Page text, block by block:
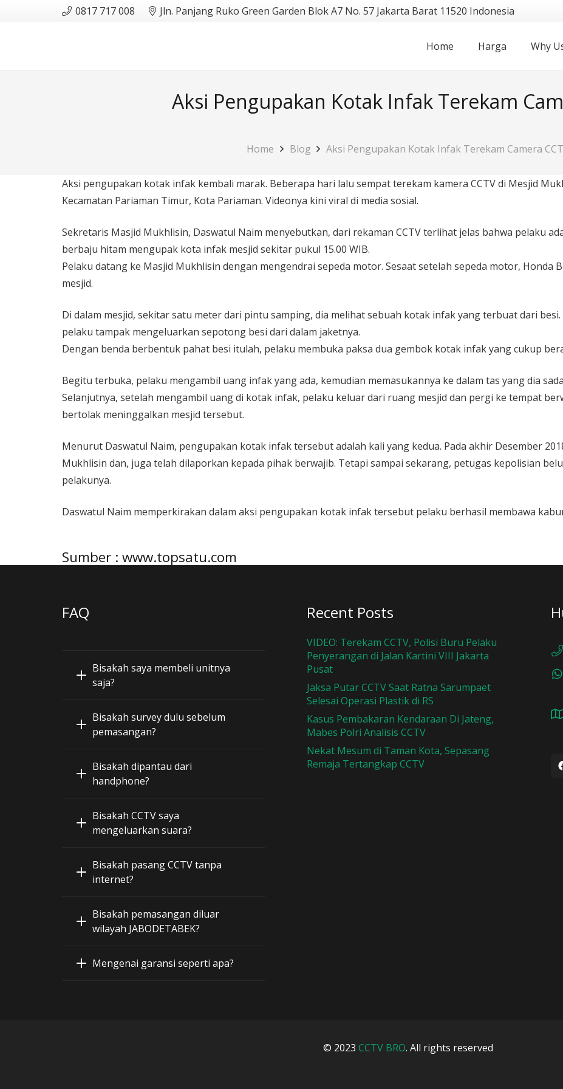
0817 717 008 Jln. Panjang Ruko Green Garden Blok A7 No. 57 Jakarta Barat 11520 Indonesia
Home Harga Why
Aksi Pengupakan Kotak Infak Terekam
Home Blog Aksi Pengupakan Kotak Infak Terekam Camera
Aksi pengupakan kotak infak kembali marak. Beberapa hari lalu sempat terekam kamera CCTV di Mesjid
Kecamatan Pariaman Timur, Kota Pariaman. Videonya kini viral di media sosial.
Sekretaris Masjid Mukhlisin, Daswatul Naim menyebutkan, dari rekaman CCTV terlihat jelas bahwa pelaku
berbaju hitam mengupak kota infak mesjid sekitar pukul 15.00 WIB.
Pelaku datang ke Masjid Mukhlisin dengan mengendrai sepeda motor. Sesaat setelah sepeda motor, Honda
mesjid.
Di dalam mesjid, sekitar satu meter dari pintu samping, dia melihat sebuah kotak infak yang terbuat dari
pelaku tampak mengeluarkan sepotong besi dari dalam jaketnya.
Dengan benda berbentuk pahat besi itulah, pelaku membuka paksa dua gembok kotak infak yang cukup
Begitu terbuka, pelaku mengambil uang infak yang ada, kemudian memasukannya ke dalam tas yang dia
Selanjutnya, setelah mengambil uang di kotak infak, pelaku keluar dari ruang mesjid dan pergi ke tempat
bertolak meninggalkan mesjid tersebut.
Menurut Daswatul Naim, pengupakan kotak infak tersebut adalah kali yang kedua. Pada akhir Desember
Mukhlisin dan, juga telah dilaporkan kepada pihak berwajib. Tetapi sampai sekarang, petugas kepolisian
pelakunya.
Daswatul Naim memperkirakan dalam aksi pengupakan kotak infak tersebut pelaku berhasil membawa
Sumber : www.topsatu.com
FAQ
Bisakah saya membeli unitnya
saja?
Bisakah survey dulu sebelum
pemasangan?
Bisakah dipantau dari
handphone?
Bisakah CCTV saya
mengeluarkan suara?
Bisakah pasang CCTV tanpa
internet?
Bisakah pemasangan diluar
wilayah JABODETABEK?
Mengenai garansi seperti apa?
Recent Posts
VIDEO: Terekam CCTV, Polisi Buru Pelaku
Penyerangan di Jalan Kartini VIII Jakarta
Pusat
Jaksa Putar CCTV Saat Ratna Sarumpaet
Selesai Operasi Plastik di RS
Kasus Pembakaran Kendaraan Di Jateng,
Mabes Polri Analisis CCTV
Nekat Mesum di Taman Kota, Sepasang
Remaja Tertangkap CCTV
© 2023 CCTV BRO. All rights reserved